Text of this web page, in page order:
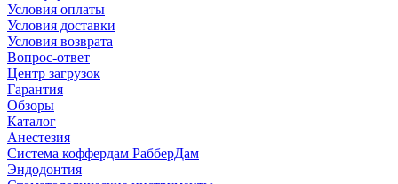
Условия оплаты
Условия доставки
Условия возврата
Вопрос-ответ
Центр загрузок
Гарантия
Обзоры
Каталог
Анестезия
Система коффердам РабберДам
Эндодонтия